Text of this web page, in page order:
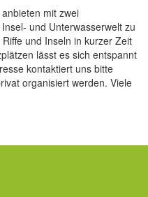
mit zwei
und Unterwasserwelt zu
und Inseln in kurzer Zeit
lässt es sich entspannt
kontaktiert uns bitte
organisiert werden. Viele